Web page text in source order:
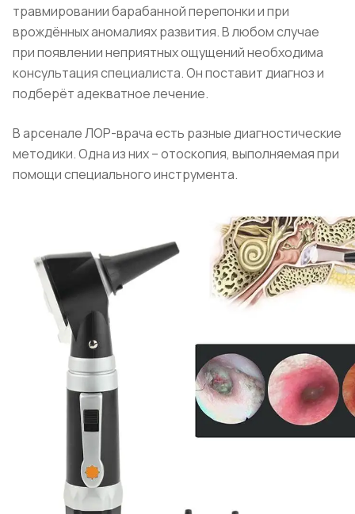
травмировании барабанной перепонки и при
врождённых аномалиях развития. В любом случае
при появлении неприятных ощущений необходима
консультация специалиста. Он поставит диагноз и
подберёт адекватное лечение.
В арсенале ЛОР-врача есть разные диагностические
методики. Одна из них – отоскопия, выполняемая при
помощи специального инструмента.